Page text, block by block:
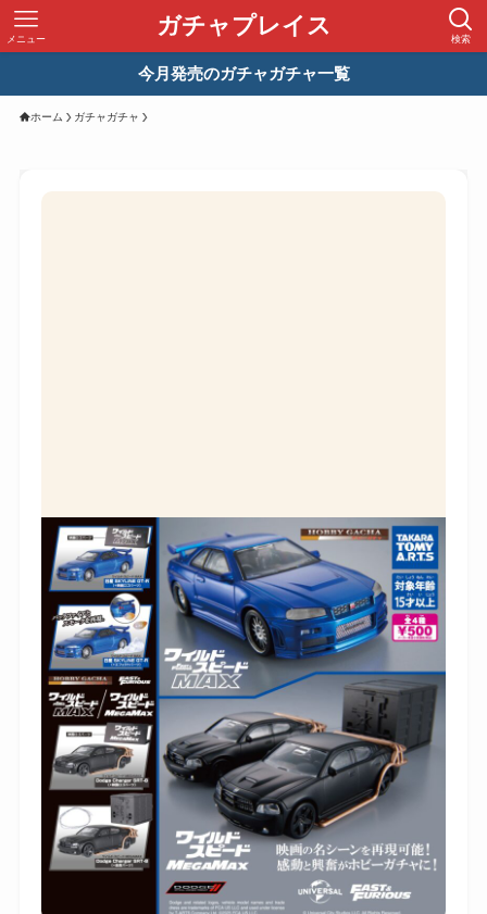
ガチャプレイス 検索
メニュー
今月発売のガチャガチャ一覧
ホーム ガチャガチャ